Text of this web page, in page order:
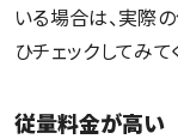
いる場合は、実際
ひチェックしてみて
従量料金が高い